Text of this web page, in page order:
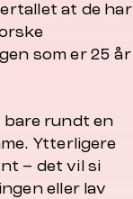
at de har
som er 25 år
bare rundt en
Ytterligere
– det vil si
eller lav